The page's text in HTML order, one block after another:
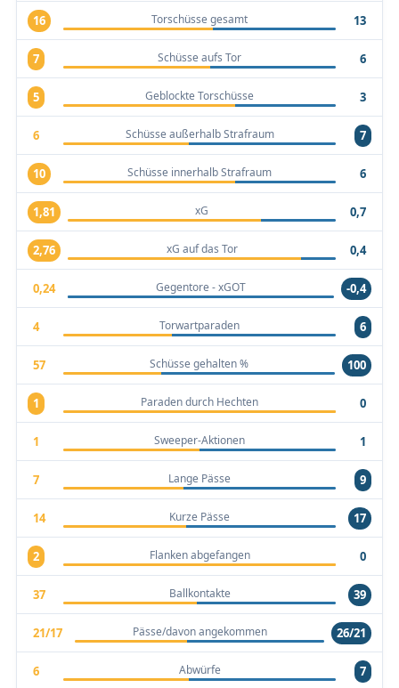
16 Torschüsse gesamt 13
7 Schüsse aufs Tor 6
5 Geblockte Torschüsse 3
6 Schüsse außerhalb Strafraum 7
10 Schüsse innerhalb Strafraum 6
1,81 xG 0,7
2,76 xG auf das Tor 0,4
0,24 Gegentore - xGOT -0,4
4 Torwartparaden 6
57 Schüsse gehalten % 100
1 Paraden durch Hechten 0
1 Sweeper-Aktionen 1
7 Lange Pässe 9
14 Kurze Pässe 17
2 Flanken abgefangen 0
37 Ballkontakte 39
21/17 Pässe/davon angekommen 26/21
6 Abwürfe 7